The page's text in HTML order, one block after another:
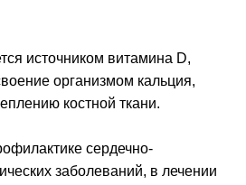
источником витамина D,
организмом кальция,
костной ткани.
сердечно-
заболеваний, в лечении